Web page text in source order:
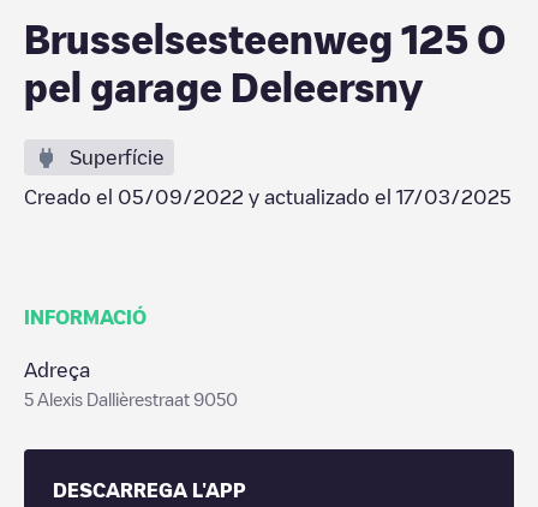
Brusselsesteenweg 125 O
pel garage Deleersny
Superfície
Creado el 05/09/2022 y actualizado el 17/03/2025
INFORMACIÓ
Adreça
5 Alexis Dallièrestraat 9050
DESCARREGA L'APP